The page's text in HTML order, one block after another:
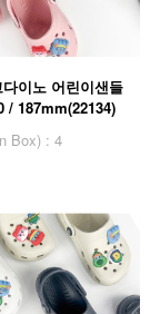
이노 어린이샌들
/ 187mm(22134)
Box) : 4